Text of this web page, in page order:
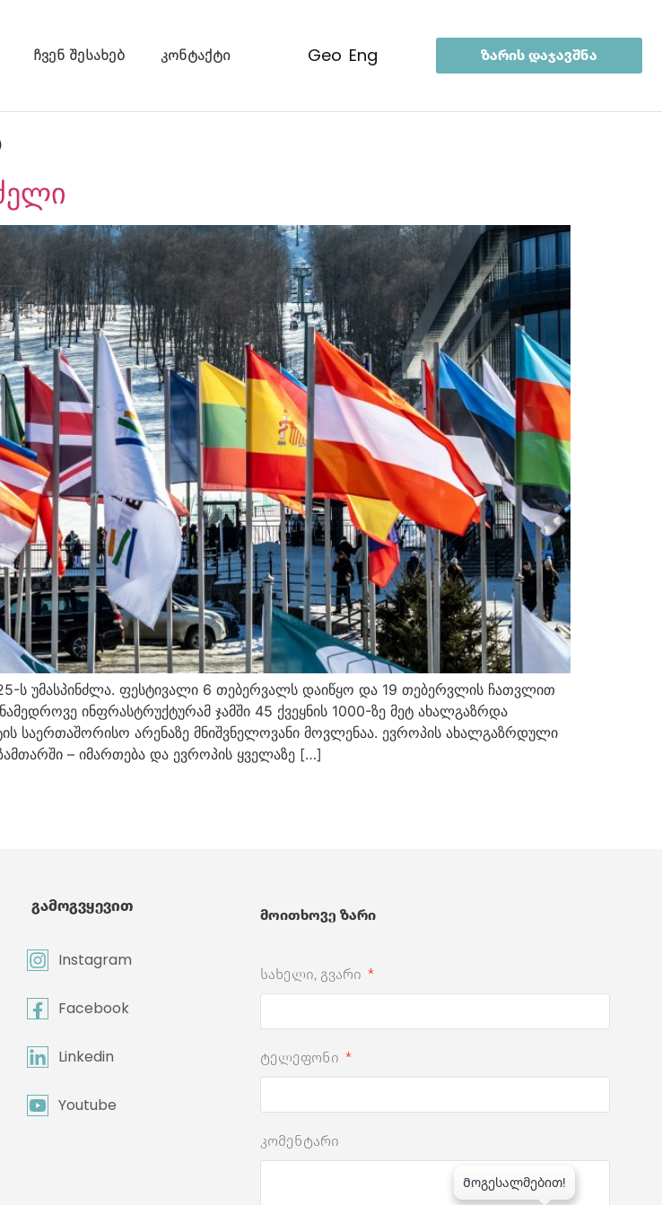
ჩვენ შესახებ კონტაქტი geo eng ზარის დაჯავშნა
ს უმასპინძლა. ფესტივალი 6 თებერვალს დაიწყო და 19 თებერვლის ჩათვლით
ინფრასტრუქტურამ ჯამში 45 ქვეყნის 1000-ზე მეტ ახალგაზრდა
საერთაშორისო არენაზე მნიშვნელოვანი მოვლენაა. ევროპის ახალგაზრდული
– იმართება და ევროპის ყველაზე […]
გამოგვყევით
Instagram
Facebook
Linkedin
Youtube
მოითხოვე ზარი
სახელი, გვარი
ტელეფონი
კომენტარი